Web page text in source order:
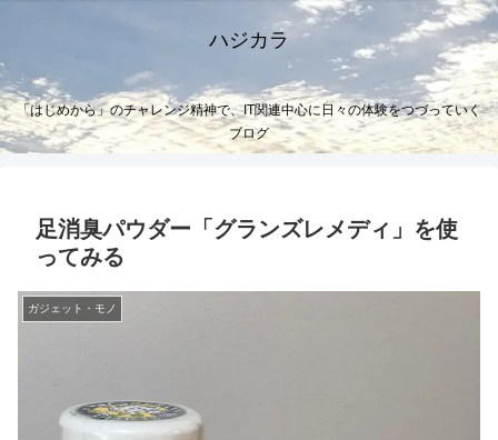
ハジカラ
「はじめから」のチャレンジ精神で、IT関連中心に日々の体験をつづっていく
ブログ
足消臭パウダー「グランズレメディ」を使
ってみる
ガジェット・モノ